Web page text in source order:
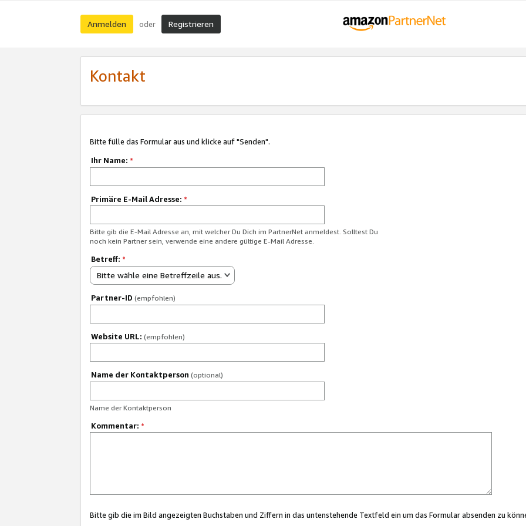
Anmelden oder Registrieren
Kontakt
Bitte fülle das Formular aus und klicke auf "Senden".
Ihr Name: *
Primäre E-Mail Adresse: *
Bitte gib die E-Mail Adresse an, mit welcher Du Dich im PartnerNet anmeldest. Solltest Du
noch kein Partner sein, verwende eine andere gültige E-Mail Adresse.
Betreff: *
Bitte wähle eine Betreffzeile aus.
Partner-ID (empfohlen)
Website URL: (empfohlen)
Name der Kontaktperson (optional)
Name der Kontaktperson
Kommentar: *
Bitte gib die im Bild angezeigten Buchstaben und Ziffern in das untenstehende Textfeld ein um das Formular absenden zu